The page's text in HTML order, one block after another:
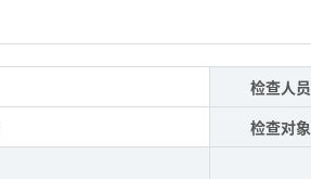
检查人员
检查对象